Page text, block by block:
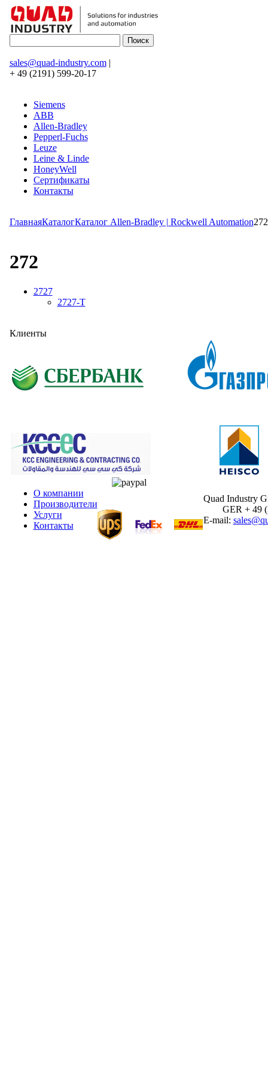
sales@quad-industry.com|
+ 49 (2191) 599-20-17
Siemens
ABB
Allen-Bradley
Pepperl-Fuchs
Leuze
Leine & Linde
HoneyWell
Сертификаты
Контакты
ГлавнаяКаталогКаталог Allen-Bradley | Rockwell Automation272
272
2727
2727-T
Клиенты
О компании
Производители
Услуги
Контакты
Quad Industry
GER + 49
E-mail: